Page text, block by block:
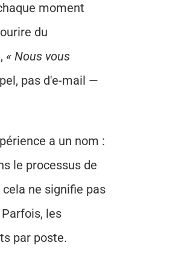
moment
du
« Nous vous
pas d'e-mail —
le processus de
ne signifie pas
les
par poste.